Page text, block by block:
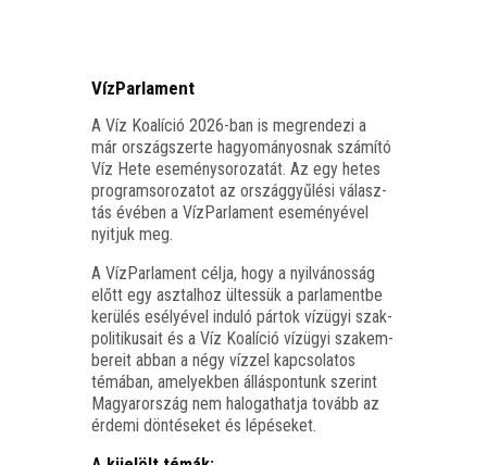
VízParlament
A Víz Koa­lí­ció 2026-ban is meg­ren­de­zi a
már ország­szer­te hagyo­má­nyos­nak szá­mí­tó
Víz Hete ese­mény­so­ro­za­tát. Az egy hetes
prog­ram­so­ro­za­tot az ország­gyű­lé­si válasz­
tás évé­ben a Víz­Par­la­ment ese­mé­nyé­vel
nyit­juk meg.
A Víz­Par­la­ment cél­ja, hogy a nyil­vá­nos­ság
előtt egy asz­tal­hoz ültes­sük a par­la­ment­be
kerü­lés esé­lyé­vel indu­ló pár­tok víz­ügyi szak­
po­li­ti­ku­sa­it és a Víz Koa­lí­ció víz­ügyi szak­em­
be­re­it abban a négy víz­zel kap­cso­la­tos
témá­ban, ame­lyek­ben állás­pon­tunk sze­rint
Magyar­or­szág nem halo­gat­hat­ja tovább az
érde­mi dön­té­se­ket és lépéseket.